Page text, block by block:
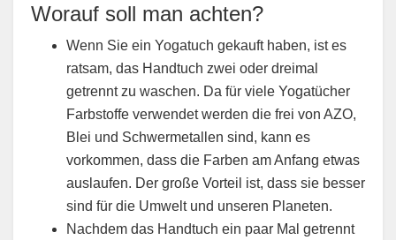
Worauf soll man achten?
Wenn Sie ein Yogatuch gekauft haben, ist es
ratsam, das Handtuch zwei oder dreimal
getrennt zu waschen. Da für viele Yogatücher
Farbstoffe verwendet werden die frei von AZO,
Blei und Schwermetallen sind, kann es
vorkommen, dass die Farben am Anfang etwas
auslaufen. Der große Vorteil ist, dass sie besser
sind für die Umwelt und unseren Planeten.
Nachdem das Handtuch ein paar Mal getrennt